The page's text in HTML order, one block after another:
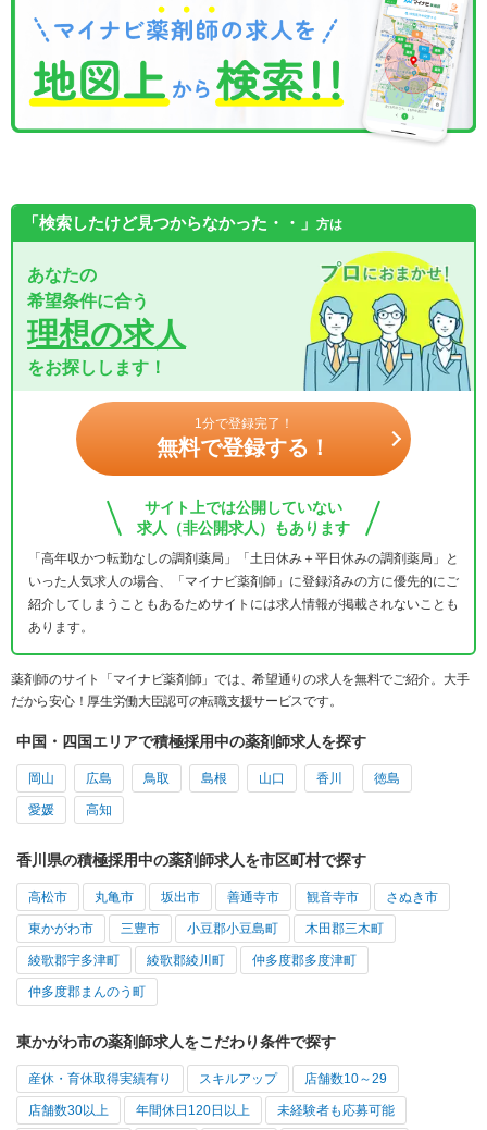
「検索したけど見つからなかった・・」 方は
あなたの
希望条件に合う
理想の求人
をお探しします！
1分で登録完了！
無料で登録する！
サイト上では公開していない
求人（非公開求人）もあります
「高年収かつ転勤なしの調剤薬局」「土日休み＋平日休みの調剤薬局」と
いった人気求人の場合、「マイナビ薬剤師」に登録済みの方に優先的にご
紹介してしまうこともあるためサイトには求人情報が掲載されないことも
あります。
薬剤師のサイト「マイナビ薬剤師」では、希望通りの求人を無料でご紹介。大手
だから安心！厚生労働大臣認可の転職支援サービスです。
中国・四国エリアで積極採用中の薬剤師求人を探す
岡山 広島 鳥取 島根 山口 香川 徳島
愛媛 高知
香川県の積極採用中の薬剤師求人を市区町村で探す
高松市 丸亀市 坂出市 善通寺市 観音寺市 さぬき市
東かがわ市 三豊市 小豆郡小豆島町 木田郡三木町
綾歌郡宇多津町 綾歌郡綾川町 仲多度郡多度津町
仲多度郡まんのう町
東かがわ市の薬剤師求人をこだわり条件で探す
産休・育休取得実績有り スキルアップ 店舗数10～29
店舗数30以上 年間休日120日以上 未経験者も応募可能